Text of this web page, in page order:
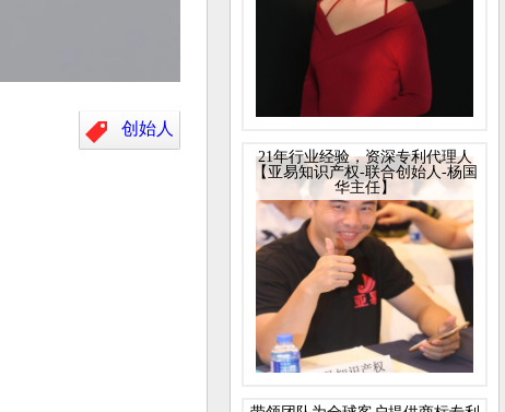
创始人
21年行业经验，资深专利代理人
【亚易知识产权-联合创始人-杨国
华主任】